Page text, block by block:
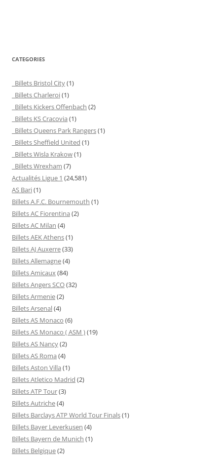
CATEGORIES
Billets Bristol City(1)
Billets Charleroi(1)
Billets Kickers Offenbach (2)
Billets KS Cracovia (1)
Billets Queens Park Rangers(1)
Billets Sheffield United (1)
Billets Wisla Krakow(1)
Billets Wrexham (7)
Actualités Ligue 1 (24,581)
AS Bari(1)
Billets A.F.C. Bournemouth (1)
Billets AC Fiorentina (2)
Billets AC Milan (4)
Billets AEK Athens(1)
Billets AJ Auxerre(33)
Billets Allemagne(4)
Billets Amicaux(84)
Billets Angers SCO(32)
Billets Armenie(2)
Billets Arsenal(4)
Billets AS Monaco (6)
Billets AS Monaco ( ASM )(19)
Billets AS Nancy(2)
Billets AS Roma (4)
Billets Aston Villa (1)
Billets Atletico Madrid (2)
Billets ATP Tour(3)
Billets Autriche(4)
Billets Barclays ATP World Tour Finals(1)
Billets Bayer Leverkusen (4)
Billets Bayern de Munich (1)
Billets Belgique(2)